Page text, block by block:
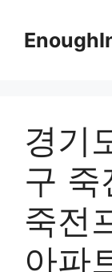
content
경기
구 죽
죽전
아파